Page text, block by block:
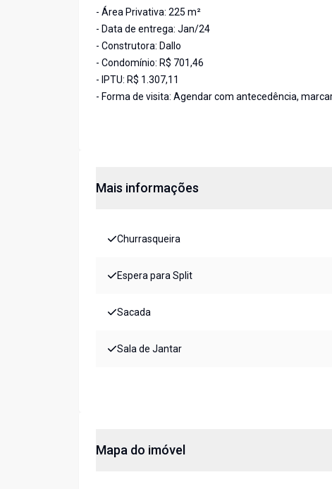
- Área Privativa: 225 m²
- Data de entrega: Jan/24
- Construtora: Dallo
- Condomínio: R$ 701,46
- IPTU: R$ 1.307,11
- Forma de visita: Agendar com antecedência,
Mais informações
Churrasqueira
Espera para Split
Sacada
Sala de Jantar
Mapa do imóvel